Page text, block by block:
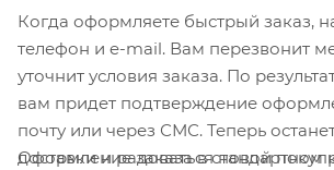
Когда оформляете быстрый заказ,
телефон и e-mail. Вам перезвонит
уточнит условия заказа. По
вам придет подтверждение
почту или через СМС. Теперь
доставки и радоваться новой
Оформление заказа в стандартном